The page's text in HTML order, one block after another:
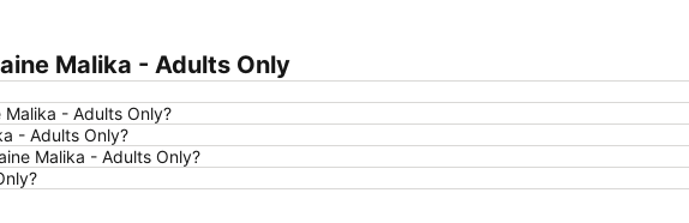
Malika - Adults Only
- Adults Only?
- Adults Only?
Malika - Adults Only?